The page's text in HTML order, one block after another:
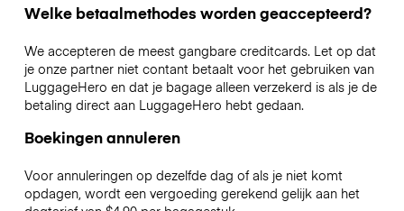
Welke betaalmethodes worden geaccepteerd?
We accepteren de meest gangbare creditcards. Let op dat
je onze partner niet contant betaalt voor het gebruiken van
LuggageHero en dat je bagage alleen verzekerd is als je de
betaling direct aan LuggageHero hebt gedaan.
Boekingen annuleren
Voor annuleringen op dezelfde dag of als je niet komt
opdagen, wordt een vergoeding gerekend gelijk aan het